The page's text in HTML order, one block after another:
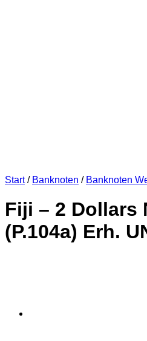
Start / Banknoten / Banknoten
Fiji – 2 Dollars
(P.104a) Erh.